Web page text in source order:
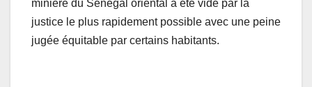
minière du Sénégal oriental a été vidé par la
justice le plus rapidement possible avec une peine
jugée équitable par certains habitants.